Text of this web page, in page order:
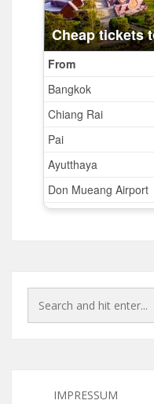
IMPRESSUM